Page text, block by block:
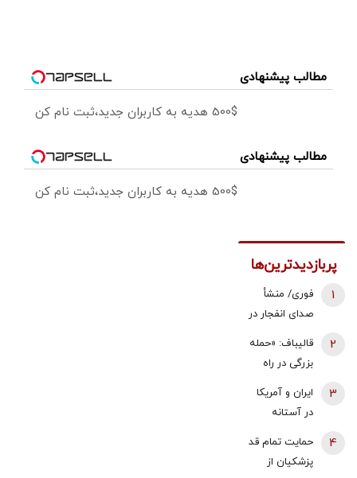
مطالب پیشنهادی
500$ هدیه به کاربران جدید،ثبت نام کن
مطالب پیشنهادی
500$ هدیه به کاربران جدید،ثبت نام کن
پربازدیدترین‌ها
فوری/ منشأ
صدای انفجار در
اهداف دشمن
در ورودی تنگه
هرمز
1
قالیباف: «حمله
بزرگی در راه
کنید، نه، آن‌ها
می‌خواهند
مذاکره کنند» |
این دیپلماسی
2
ایران و آمریکا
در آستانه
هدف مذاکرات
3
حمایت تمام قد
پزشکیان از
4